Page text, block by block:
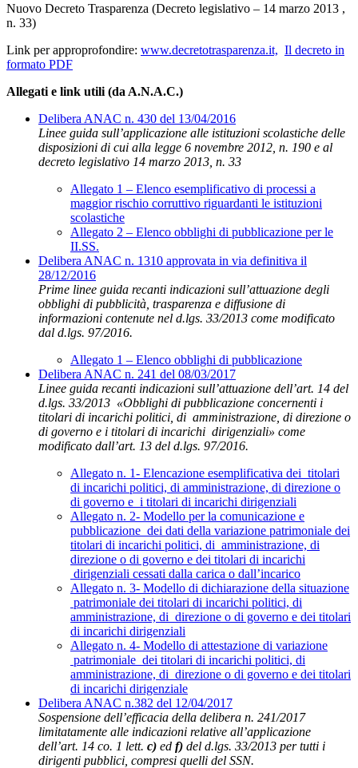
Nuovo Decreto Trasparenza (Decreto legislativo – 14 marzo 2013 ,
n. 33)
Link per approprofondire: www.decretotrasparenza.it, Il decreto in
formato PDF
Allegati e link utili (da A.N.A.C.)
Delibera ANAC n. 430 del 13/04/2016
Linee guida sull’applicazione alle istituzioni scolastiche delle
disposizioni di cui alla legge 6 novembre 2012, n. 190 e al
decreto legislativo 14 marzo 2013, n. 33
Allegato 1 – Elenco esemplificativo di processi a
maggior rischio corruttivo riguardanti le istituzioni
scolastiche
Allegato 2 – Elenco obblighi di pubblicazione per le
II.SS.
Delibera ANAC n. 1310 approvata in via definitiva il
28/12/2016
Prime linee guida recanti indicazioni sull’attuazione degli
obblighi di pubblicità, trasparenza e diffusione di
informazioni contenute nel d.lgs. 33/2013 come modificato
dal d.lgs. 97/2016.
Allegato 1 – Elenco obblighi di pubblicazione
Delibera ANAC n. 241 del 08/03/2017
Linee guida recanti indicazioni sull’attuazione dell’art. 14 del
d.lgs. 33/2013 «Obblighi di pubblicazione concernenti i
titolari di incarichi politici, di amministrazione, di direzione o
di governo e i titolari di incarichi dirigenziali» come
modificato dall’art. 13 del d.lgs. 97/2016.
Allegato n. 1- Elencazione esemplificativa dei titolari
di incarichi politici, di amministrazione, di direzione o
di governo e i titolari di incarichi dirigenziali
Allegato n. 2- Modello per la comunicazione e
pubblicazione dei dati della variazione patrimoniale dei
titolari di incarichi politici, di amministrazione, di
direzione o di governo e dei titolari di incarichi
dirigenziali cessati dalla carica o dall’incarico
Allegato n. 3- Modello di dichiarazione della situazione
patrimoniale dei titolari di incarichi politici, di
amministrazione, di direzione o di governo e dei titolari
di incarichi dirigenziali
Allegato n. 4- Modello di attestazione di variazione
patrimoniale dei titolari di incarichi politici, di
amministrazione, di direzione o di governo e dei titolari
di incarichi dirigenziale
Delibera ANAC n.382 del 12/04/2017
Sospensione dell’efficacia della delibera n. 241/2017
limitatamente alle indicazioni relative all’applicazione
dell’art. 14 co. 1 lett. c) ed f) del d.lgs. 33/2013 per tutti i
dirigenti pubblici, compresi quelli del SSN.